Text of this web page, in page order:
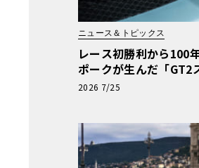
ニュース＆トピックス
レース初勝利から100
ポークが生んだ「GT2
オマージュ
2026 7/25